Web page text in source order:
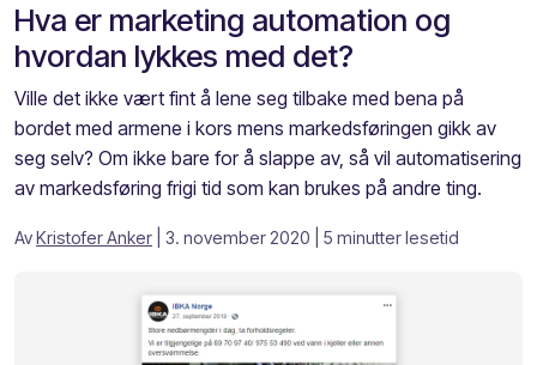
Hva er marketing automation og
hvordan lykkes med det?
Ville det ikke vært fint å lene seg tilbake med bena på
bordet med armene i kors mens markedsføringen gikk av
seg selv? Om ikke bare for å slappe av, så vil automatisering
av markedsføring frigi tid som kan brukes på andre ting.
AvKristofer Anker | 3. november 2020 | 5 minutter lesetid